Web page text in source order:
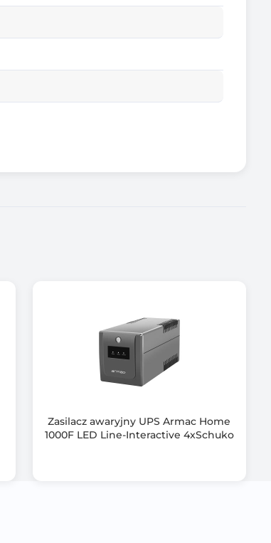
Zasilacz awaryjny UPS Armac Home
1000F LED Line-Interactive 4xSchuko